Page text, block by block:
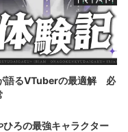
語るVTuberの最適解 必
ろの最強キャラクター